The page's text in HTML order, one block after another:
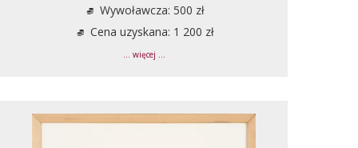
Wywoławcza: 500 zł
Cena uzyskana: 1 200 zł
... więcej ...